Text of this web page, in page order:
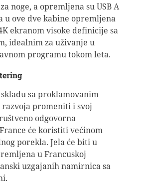
noge, a opremljena su USB A
u ove dve kabine opremljena
ekranom visoke definicije sa
idealnim za uživanje u
programu tokom leta.
sa proklamovanim
promeniti i svoj
odgovorna
će koristiti većinom
porekla. Jela će biti u
u Francuskoj
uzgajanih namirnica sa